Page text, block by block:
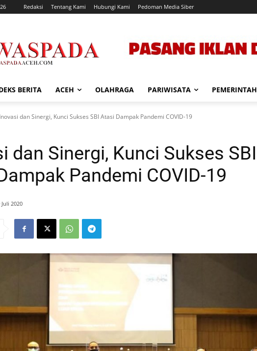
Redaksi Tentang Kami Hubungi Kami Pedoman Media Siber
BERITA ACEH OLAHRAGA PARIWISATA PEMERINTAH
Inovasi dan Sinergi, Kunci Sukses SBI Atasi Dampak Pandemi COVID-19
dan Sinergi, Kunci Sukses SBI
Pandemi COVID-19
Juli 2020